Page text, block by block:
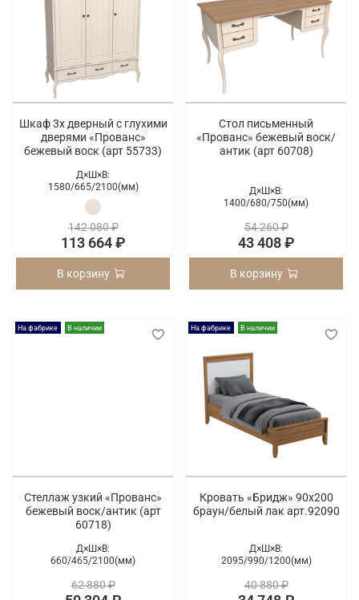
Шкаф 3х дверный с глухими
дверями «Прованс»
бежевый воск (арт 55733)
Д×Ш×В:
1580/665/2100(мм)
142 080 ₽
113 664 ₽
В корзину
Стол письменный
«Прованс» бежевый воск/
антик (арт 60708)
Д×Ш×В:
1400/680/750(мм)
54 260 ₽
43 408 ₽
В корзину
На фабрике В наличии
Стеллаж узкий «Прованс»
бежевый воск/антик (арт
60718)
Д×Ш×В:
660/465/2100(мм)
62 880 ₽
На фабрике В наличии
Кровать «Бридж» 90х200
браун/белый лак арт.92090
Д×Ш×В:
2095/990/1200(мм)
40 880 ₽